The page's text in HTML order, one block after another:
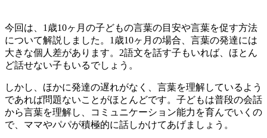
今回は、1歳10ヶ月の子どもの言葉の目安や言葉を促す方法
について解説しました。1歳10ヶ月の場合、言葉の発達には
大きな個人差があります。2語文を話す子もいれば、ほとん
ど話せない子もいるでしょう。
しかし、ほかに発達の遅れがなく、言葉を理解しているよう
であれば問題ないことがほとんどです。子どもは普段の会話
から言葉を理解し、コミュニケーション能力を育んでいくの
で、ママやパパが積極的に話しかけてあげましょう。